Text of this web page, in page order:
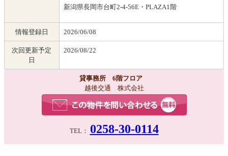
新潟県長岡市台町2-4-56E・PLAZA1階
情報登録日 2026/06/08
次回更新予定
日
2026/08/22
貸事務所 6階フロア
越後交通 株式会社
TEL： 0258-30-0114